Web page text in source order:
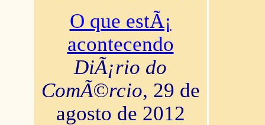
O que estÃ¡
acontecendo
DiÃ¡rio do
ComÃ©rcio, 29 de
agosto de 2012